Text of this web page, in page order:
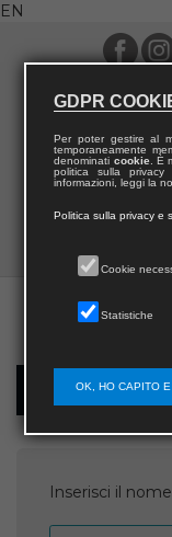
EN
Password
Inserisci il
GDPR
Per poter gestire al
temporaneamente
denominati cookie. È
politica sulla
informazioni, leggi la
Politica sulla privacy e
Cookie
Statistiche
OK, HO CAPITO